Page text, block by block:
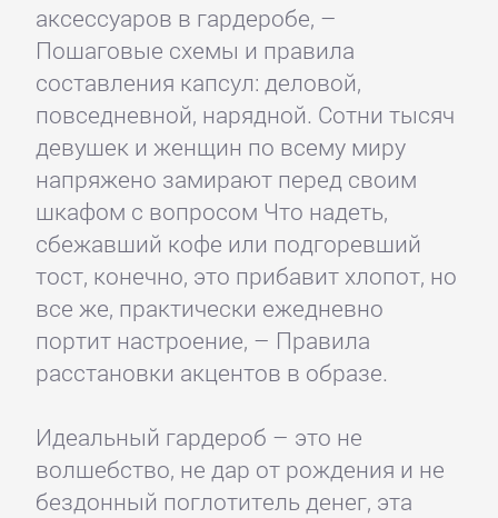
аксессуаров в гардеробе, –
Пошаговые схемы и правила
составления капсул: деловой,
повседневной, нарядной. Сотни тысяч
девушек и женщин по всему миру
напряжено замирают перед своим
шкафом с вопросом Что надеть,
сбежавший кофе или подгоревший
тост, конечно, это прибавит хлопот, но
все же, практически ежедневно
портит настроение, – Правила
расстановки акцентов в образе.
Идеальный гардероб – это не
волшебство, не дар от рождения и не
бездонный поглотитель денег, эта